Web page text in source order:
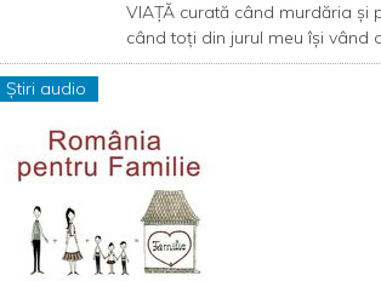
VIAȚĂ curată când murdăria și
când toți din jurul meu își vând
Știri audio